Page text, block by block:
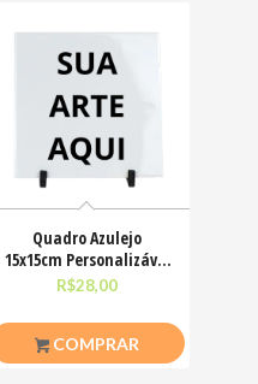
Quadro Azulejo
15x15cm Personalizável
Sublimação Com
R$28,00
COMPRAR